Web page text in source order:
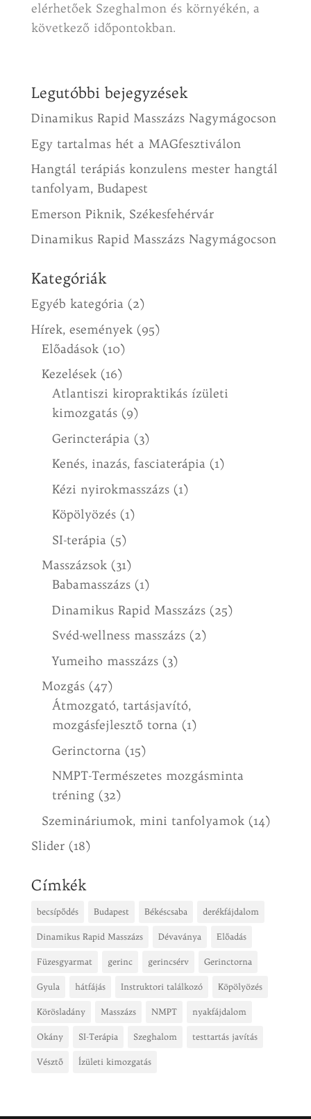
elérhetőek Szeghalmon és környékén, a
következő időpontokban.
Legutóbbi bejegyzések
Dinamikus Rapid Masszázs Nagymágocson
Egy tartalmas hét a MAGfesztiválon
Hangtál terápiás konzulens mester hangtál
tanfolyam, Budapest
Emerson Piknik, Székesfehérvár
Dinamikus Rapid Masszázs Nagymágocson
Kategóriák
Egyéb kategória (2)
Hírek, események (95)
Előadások (10)
Kezelések(16)
Atlantiszi kiropraktikás ízületi
kimozgatás(9)
Gerincterápia (3)
Kenés, inazás, fasciaterápia (1)
Kézi nyirokmasszázs(1)
Köpölyözés(1)
SI-terápia (5)
Masszázsok(31)
Babamasszázs(1)
Dinamikus Rapid Masszázs(25)
Svéd-wellness masszázs(2)
Yumeiho masszázs(3)
Mozgás(47)
Átmozgató, tartásjavító,
mozgásfejlesztő torna (1)
Gerinctorna (15)
NMPT-Természetes mozgásminta
tréning(32)
Szemináriumok, mini tanfolyamok (14)
Slider(18)
Címkék
becsípődés Budapest Békéscsaba derékfájdalom
Dinamikus Rapid Masszázs Dévaványa Előadás
Füzesgyarmat gerinc gerincsérv Gerinctorna
Gyula hátfájás Instruktori találkozó Köpölyözés
Körösladány Masszázs NMPT nyakfájdalom
Okány SI-Terápia Szeghalom testtartás javítás
Vésztő Ízületi kimozgatás